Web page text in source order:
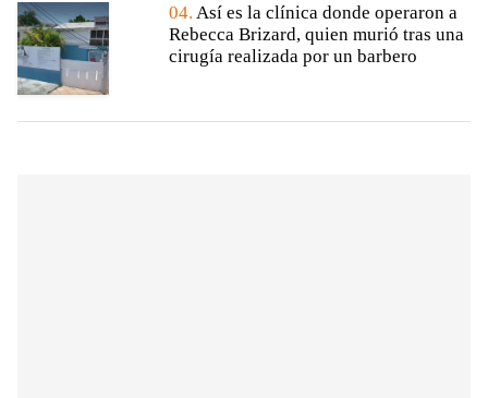
04. Así es la clínica donde operaron a
Rebecca Brizard, quien murió tras una
cirugía realizada por un barbero